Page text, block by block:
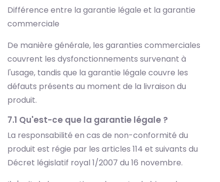
Différence entre la garantie légale et la garantie
commerciale
De manière générale, les garanties commerciales
couvrent les dysfonctionnements survenant à
l'usage, tandis que la garantie légale couvre les
défauts présents au moment de la livraison du
produit.
7.1 Qu'est-ce que la garantie légale ?
La responsabilité en cas de non-conformité du
produit est régie par les articles 114 et suivants du
Décret législatif royal 1/2007 du 16 novembre.